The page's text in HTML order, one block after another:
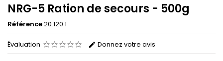
NRG-5 Ration de secours - 500g
Référence20.120.1
Évaluation Donnez votre avis